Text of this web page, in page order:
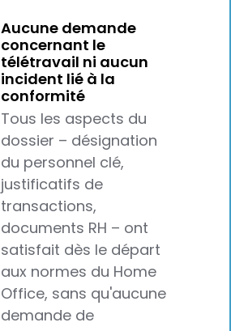
Aucune demande
concernant le
télétravail ni aucun
incident lié à la
conformité
Tous les aspects du
dossier – désignation
du personnel clé,
justificatifs de
transactions,
documents RH – ont
satisfait dès le départ
aux normes du Home
Office, sans qu'aucune
demande de